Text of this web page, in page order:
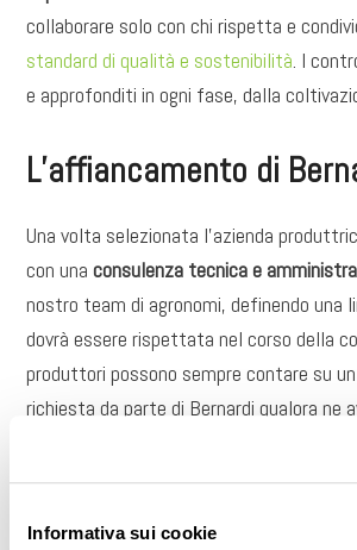
Informativa sui cookie
collaborare solo con chi rispetta e
standard di qualità e sostenibilità. I
e approfonditi in ogni fase, dalla
L’affiancamento di
Una volta selezionata l’azienda
con unaconsulenza tecnica e
nostro team di agronomi, definendo una
dovrà essere rispettata nel corso della
produttori possono sempre contare su
richiesta da parte di Bernardi qualora ne
adottate seguono tutti i principi della